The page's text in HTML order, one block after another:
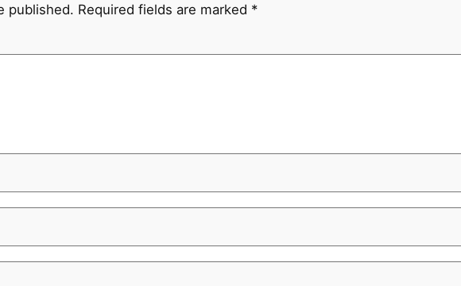
published. Required fields are marked *